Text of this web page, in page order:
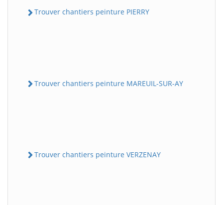
Trouver chantiers peinture PIERRY
Trouver chantiers peinture MAREUIL-SUR-AY
Trouver chantiers peinture VERZENAY